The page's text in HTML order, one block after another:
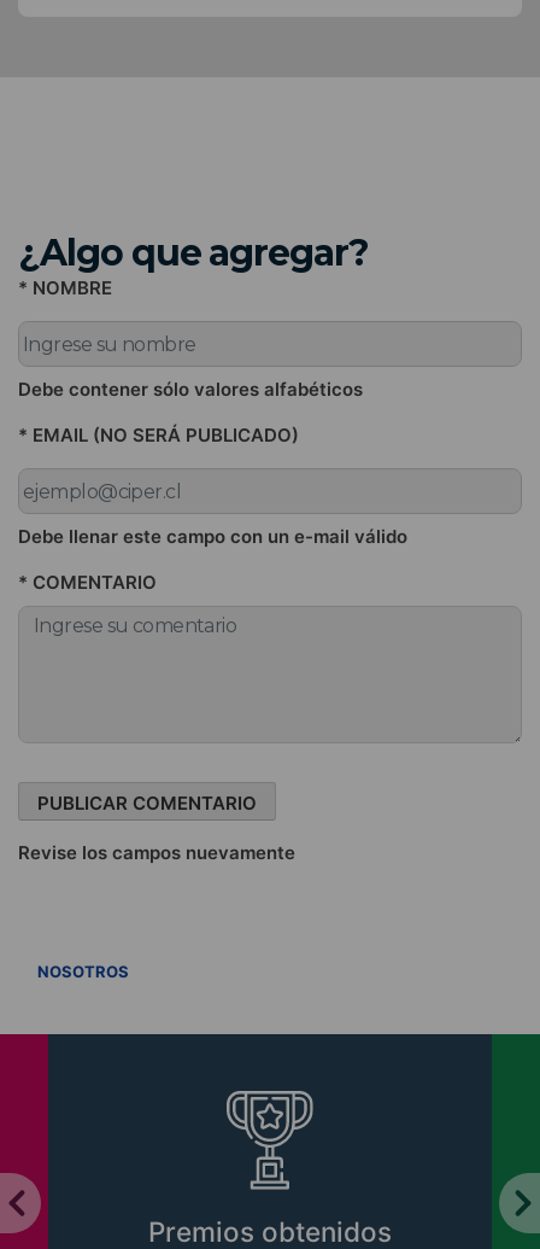
¿Algo que agregar?
* NOMBRE
Debe contener sólo valores alfabéticos
* EMAIL (NO SERÁ PUBLICADO)
Debe llenar este campo con un e-mail válido
* COMENTARIO
Revise los campos nuevamente
NOSOTROS
Premios obtenidos